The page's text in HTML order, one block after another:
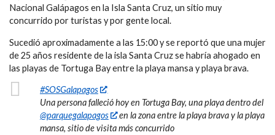
Nacional Galápagos en la Isla Santa Cruz, un sitio muy
concurrido por turistas y por gente local.
Sucedió aproximadamente a las 15:00 y se reportó que una mujer
de 25 años residente de la isla Santa Cruz se habría ahogado en
las playas de Tortuga Bay entre la playa mansa y playa brava.
#SOSGalapagos
Una persona falleció hoy en Tortuga Bay, una playa dentro del
@parquegalapagos
en la zona entre la playa brava y la playa
mansa, sitio de visita más concurrido